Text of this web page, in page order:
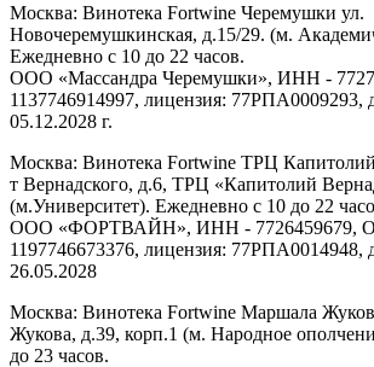
Москва: Винотека Fortwine Черемушки ул.
Новочеремушкинская, д.15/29. (м.
Ежедневно с 10 до 22 часов.
ООО «Массандра Черемушки», ИНН -
1137746914997, лицензия: 77РПА0009293,
05.12.2028 г.
Москва: Винотека Fortwine ТРЦ
т Вернадского, д.6, ТРЦ «Капитолий
(м.Университет). Ежедневно с 10 до 22
ООО «ФОРТВАЙН», ИНН - 7726459679,
1197746673376, лицензия: 77РПА0014948,
26.05.2028
Москва: Винотека Fortwine Маршала
Жукова, д.39, корп.1 (м. Народное
до 23 часов.